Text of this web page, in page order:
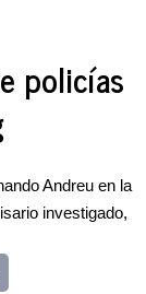
policías
Andreu en la
investigado,